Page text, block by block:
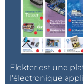
Elektor est une
l'électronique